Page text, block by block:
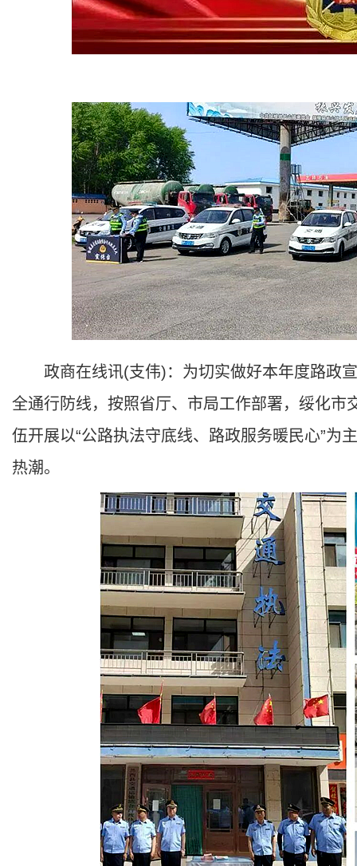
政商在线讯(支伟)：为切实做好本年度路政宣
全通行防线，按照省厅、市局工作部署，绥化
伍开展以“公路执法守底线、路政服务暖民心”为
热潮。